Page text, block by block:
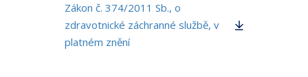
Zákon č. 374/2011 Sb., o
zdravotnické záchranné službě, v
platném znění